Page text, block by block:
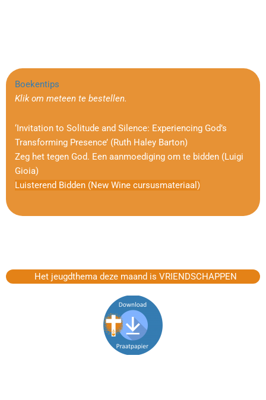
Boekentips
Klik om meteen te bestellen.
‘Invitation to Solitude and Silence: Experiencing God’s
Transforming Presence’ (Ruth Haley Barton)
Zeg het tegen God. Een aanmoediging om te bidden (Luigi
Gioia)
Luisterend Bidden (New Wine cursusmateriaal)
Het jeugdthema deze maand is VRIENDSCHAPPEN